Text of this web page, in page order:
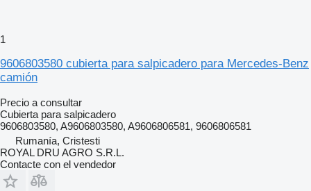
1
9606803580 cubierta para salpicadero para Mercedes-Benz
camión
Precio a consultar
Cubierta para salpicadero
9606803580, A9606803580, A9606806581, 9606806581
Rumanía, Cristesti
ROYAL DRU AGRO S.R.L.
Contacte con el vendedor